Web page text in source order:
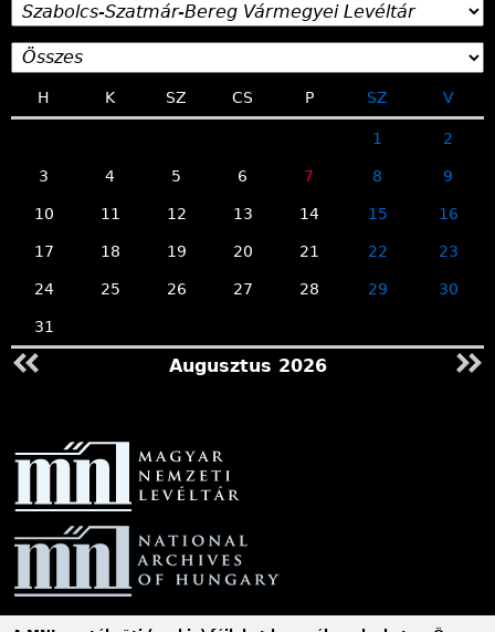
H K SZ CS P SZ V
1 2
3 4 5 6 7 8 9
10 11 12 13 14 15 16
17 18 19 20 21 22 23
24 25 26 27 28 29 30
31
Augusztus 2026